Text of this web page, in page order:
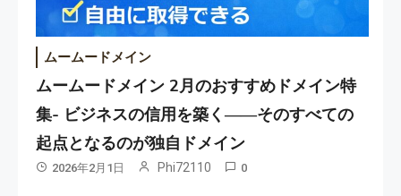
ムームードメイン
ムームードメイン 2月のおすすめドメイン特
集- ビジネスの信用を築く――そのすべての
起点となるのが独自ドメイン
2026年2月1日 Phi72110 0